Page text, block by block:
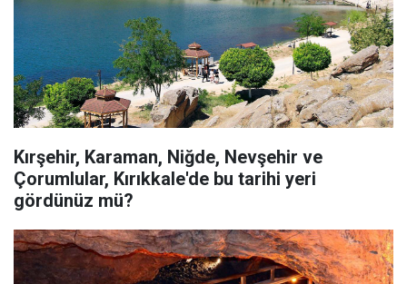
Kırşehir, Karaman, Niğde, Nevşehir ve
Çorumlular, Kırıkkale'de bu tarihi yeri
gördünüz mü?